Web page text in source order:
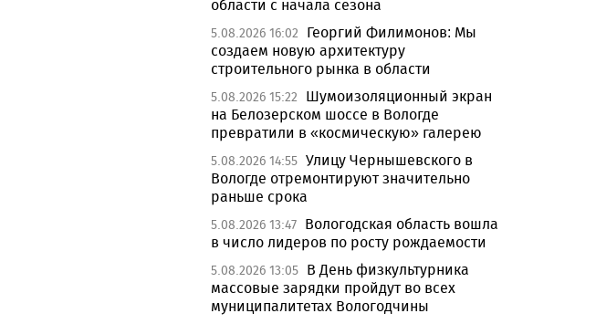
области с начала сезона
5.08.2026 16:02
Георгий Филимонов: Мы
создаем новую архитектуру
строительного рынка в области
5.08.2026 15:22
Шумоизоляционный экран
на Белозерском шоссе в Вологде
превратили в «космическую» галерею
5.08.2026 14:55 Улицу Чернышевского в
Вологде отремонтируют значительно
раньше срока
5.08.2026 13:47 Вологодская область вошла
в число лидеров по росту рождаемости
5.08.2026 13:05 В День физкультурника
массовые зарядки пройдут во всех
муниципалитетах Вологодчины